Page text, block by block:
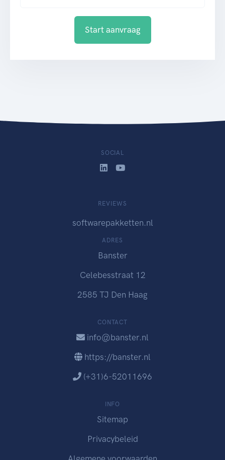
Start aanvraag
SOCIAL
REVIEWS
softwarepakketten.nl
ADRES
Banster
Celebesstraat 12
2585 TJ Den Haag
CONTACT
info@banster.nl
https://banster.nl
(+31)6-52011696
INFO
Sitemap
Privacybeleid